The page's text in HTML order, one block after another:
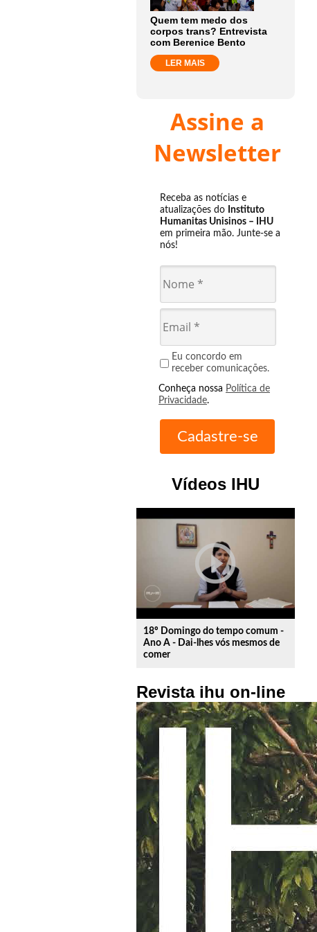
Quem tem medo dos
corpos trans? Entrevista
com Berenice Bento
LER MAIS
Assine a
Newsletter
Receba as notícias e
atualizações do Instituto
Humanitas Unisinos – IHU
em primeira mão. Junte-se a
nós!
Eu concordo em
receber comunicações.
Conheça nossa Política de
Privacidade.
Vídeos IHU
play_circle_outline
18º Domingo do tempo comum -
Ano A - Dai-lhes vós mesmos de
comer
Revista ihu on-line